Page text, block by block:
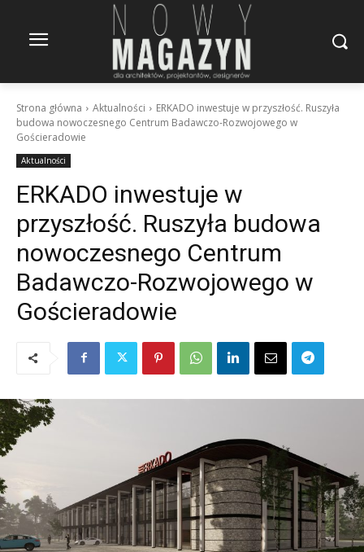
Strona główna Aktualności
ERKADO inwestuje w przyszłość. Ruszyła
budowa nowoczesnego Centrum Badawczo-Rozwojowego w
Gościeradowie
Aktualności
ERKADO inwestuje w
przyszłość. Ruszyła budowa
nowoczesnego Centrum
Badawczo-Rozwojowego w
Gościeradowie